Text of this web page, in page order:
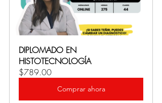
DIPLOMADO EN
HISTOTECNOLOGÍA
$789.00
Comprar ahora